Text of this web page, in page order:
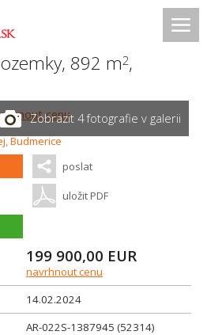
892 m2,
cenu
Zobrazit 4 fotografie v galerii
poslat
uložit PDF
199 900,00 EUR
navrhnout cenu
14.02.2024
AR-022S-1387945 (52314)